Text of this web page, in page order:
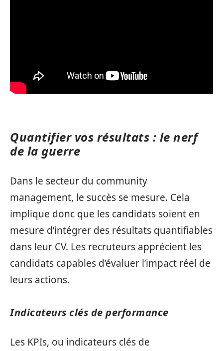
Quantifier vos résultats : le nerf
de la guerre
Dans le secteur du community
management, le succès se mesure. Cela
implique donc que les candidats soient en
mesure d’intégrer des résultats quantifiables
dans leur CV. Les recruteurs apprécient les
candidats capables d’évaluer l’impact réel de
leurs actions.
Indicateurs clés de performance
Les KPIs, ou indicateurs clés de